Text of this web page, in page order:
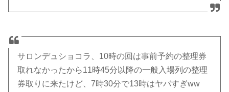
サロンデュショコラ、10時の回は事前予約の整理券
取れなかったから11時45分以降の一般入場列の整理
券取りに来たけど、7時30分で13時はヤバすぎww